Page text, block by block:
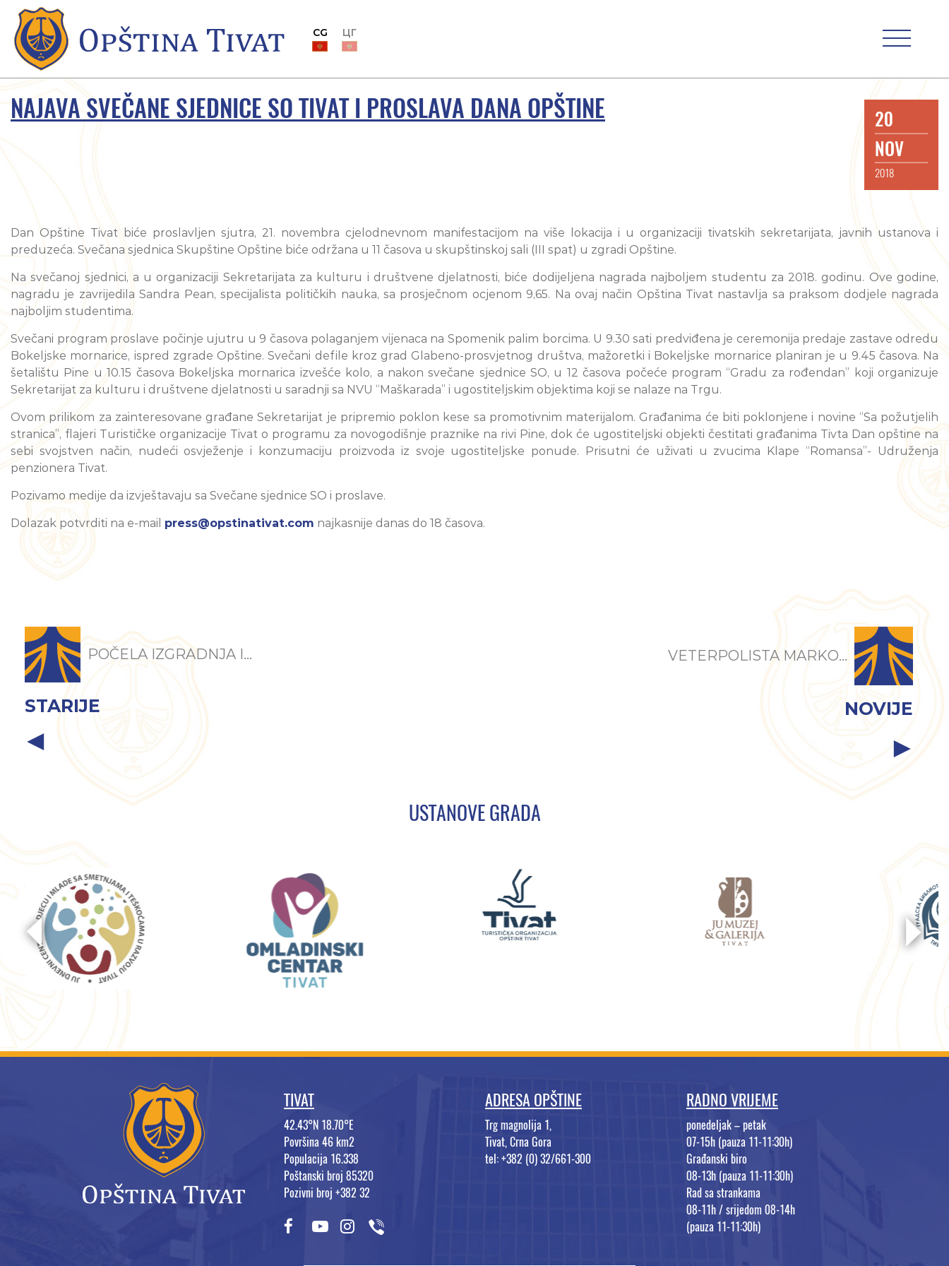
CG ЦГ
NAJAVA SVEČANE SJEDNICE SO TIVAT I PROSLAVA DANA OPŠTINE
20
NOV
2018
Dan Opštine Tivat biće proslavljen sjutra, 21. novembra cjelodnevnom manifestacijom na više lokacija i u organizaciji tivatskih sekretarijata, javnih ustanova i
preduzeća. Svečana sjednica Skupštine Opštine biće održana u 11 časova u skupštinskoj sali (III spat) u zgradi Opštine.
Na svečanoj sjednici, a u organizaciji Sekretarijata za kulturu i društvene djelatnosti, biće dodijeljena nagrada najboljem studentu za 2018. godinu. Ove godine,
nagradu je zavrijedila Sandra Pean, specijalista političkih nauka, sa prosječnom ocjenom 9,65. Na ovaj način Opština Tivat nastavlja sa praksom dodjele nagrada
najboljim studentima.
Svečani program proslave počinje ujutru u 9 časova polaganjem vijenaca na Spomenik palim borcima. U 9.30 sati predviđena je ceremonija predaje zastave odredu
Bokeljske mornarice, ispred zgrade Opštine. Svečani defile kroz grad Glabeno-prosvjetnog društva, mažoretki i Bokeljske mornarice planiran je u 9.45 časova. Na
šetalištu Pine u 10.15 časova Bokeljska mornarica izvešće kolo, a nakon svečane sjednice SO, u 12 časova počeće program “Gradu za rođendan” koji organizuje
Sekretarijat za kulturu i društvene djelatnosti u saradnji sa NVU “Maškarada” i ugostiteljskim objektima koji se nalaze na Trgu.
Ovom prilikom za zainteresovane građane Sekretarijat je pripremio poklon kese sa promotivnim materijalom. Građanima će biti poklonjene i novine “Sa požutjelih
stranica”, flajeri Turističke organizacije Tivat o programu za novogodišnje praznike na rivi Pine, dok će ugostiteljski objekti čestitati građanima Tivta Dan opštine na
sebi svojstven način, nudeći osvježenje i konzumaciju proizvoda iz svoje ugostiteljske ponude. Prisutni će uživati u zvucima Klape “Romansa”- Udruženja
penzionera Tivat.
Pozivamo medije da izvještavaju sa Svečane sjednice SO i proslave.
Dolazak potvrditi na e-mail press@opstinativat.com najkasnije danas do 18 časova.
POČELA IZGRADNJA I...
STARIJE
VETERPOLISTA MARKO...
NOVIJE
USTANOVE GRADA
TIVAT
42.43°N 18.70°E
Površina 46 km2
Populacija 16.338
Poštanski broj 85320
Pozivni broj +382 32
ADRESA OPŠTINE
Trg magnolija 1,
Tivat, Crna Gora
tel: +382 (0) 32/661-300
RADNO VRIJEME
ponedeljak – petak
07-15h (pauza 11-11:30h)
Građanski biro
08-13h (pauza 11-11:30h)
Rad sa strankama
08-11h / srijedom 08-14h
(pauza 11-11:30h)